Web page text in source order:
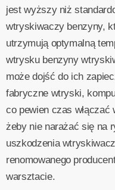
jest wyższy niż
wtryskiwaczy benzyny,
utrzymują optymalną
wtrysku benzyny
może dojść do ich
fabryczne wtryski,
co pewien czas
żeby nie narażać się na
uszkodzenia
renomowanego
warsztacie.